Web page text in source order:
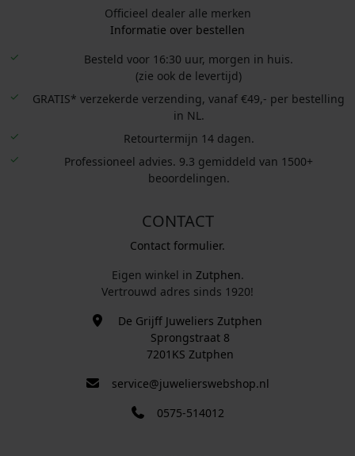
Officieel dealer alle merken
Informatie over bestellen
Besteld voor 16:30 uur, morgen in huis.
(zie ook de levertijd)
GRATIS* verzekerde verzending, vanaf €49,- per bestelling
in NL.
Retourtermijn 14 dagen.
Professioneel advies. 9.3 gemiddeld van 1500+
beoordelingen.
CONTACT
Contact formulier.
Eigen winkel in Zutphen.
Vertrouwd adres sinds 1920!
De Grijff Juweliers Zutphen
Sprongstraat 8
7201KS Zutphen
service@juwelierswebshop.nl
0575-514012